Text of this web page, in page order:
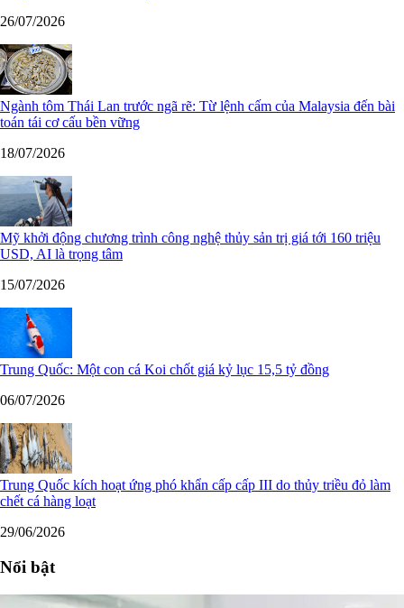
26/07/2026
Ngành tôm Thái Lan trước ngã rẽ: Từ lệnh cấm của Malaysia đến bài
toán tái cơ cấu bền vững
18/07/2026
Mỹ khởi động chương trình công nghệ thủy sản trị giá tới 160 triệu
USD, AI là trọng tâm
15/07/2026
Trung Quốc: Một con cá Koi chốt giá kỷ lục 15,5 tỷ đồng
06/07/2026
Trung Quốc kích hoạt ứng phó khẩn cấp cấp III do thủy triều đỏ làm
chết cá hàng loạt
29/06/2026
Nổi bật